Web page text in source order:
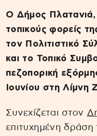
Ο Δήμος
τοπικούς φορείς
τον Πολιτιστικό
και το Τοπικό
πεζοπορική
Ιουνίου στη Λίμνη
Συνεχίζεται στον
επιτυχημένη δράση